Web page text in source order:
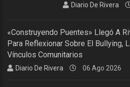
Diario De Rivera
«Construyendo Puentes» Llegó A
Para Reflexionar Sobre El Bullying,
Vínculos Comunitarios
Diario De Rivera 06 Ago 2026